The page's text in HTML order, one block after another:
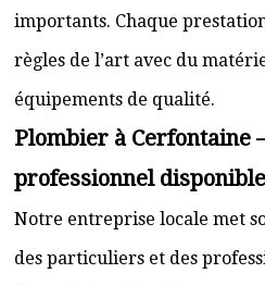
importants. Chaque
règles de l’art avec du
équipements de qualité.
Plombier à Cerfontaine
professionnel
Notre entreprise locale met
des particuliers et des